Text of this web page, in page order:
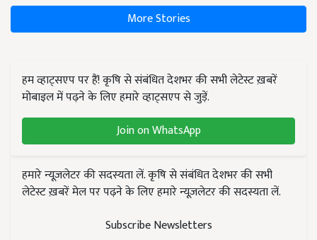
More Stories
हम व्हाट्सएप पर हैं! कृषि से संबंधित देशभर की सभी लेटेस्ट ख़बरें
मोबाइल में पढ़ने के लिए हमारे व्हाट्सएप से जुड़ें.
Join on WhatsApp
हमारे न्यूज़लेटर की सदस्यता लें. कृषि से संबंधित देशभर की सभी
लेटेस्ट ख़बरें मेल पर पढ़ने के लिए हमारे न्यूज़लेटर की सदस्यता लें.
Subscribe Newsletters